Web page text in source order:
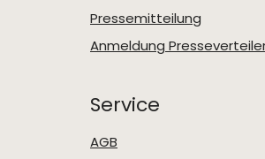
Pressemitteilung
Anmeldung
Service
AGB